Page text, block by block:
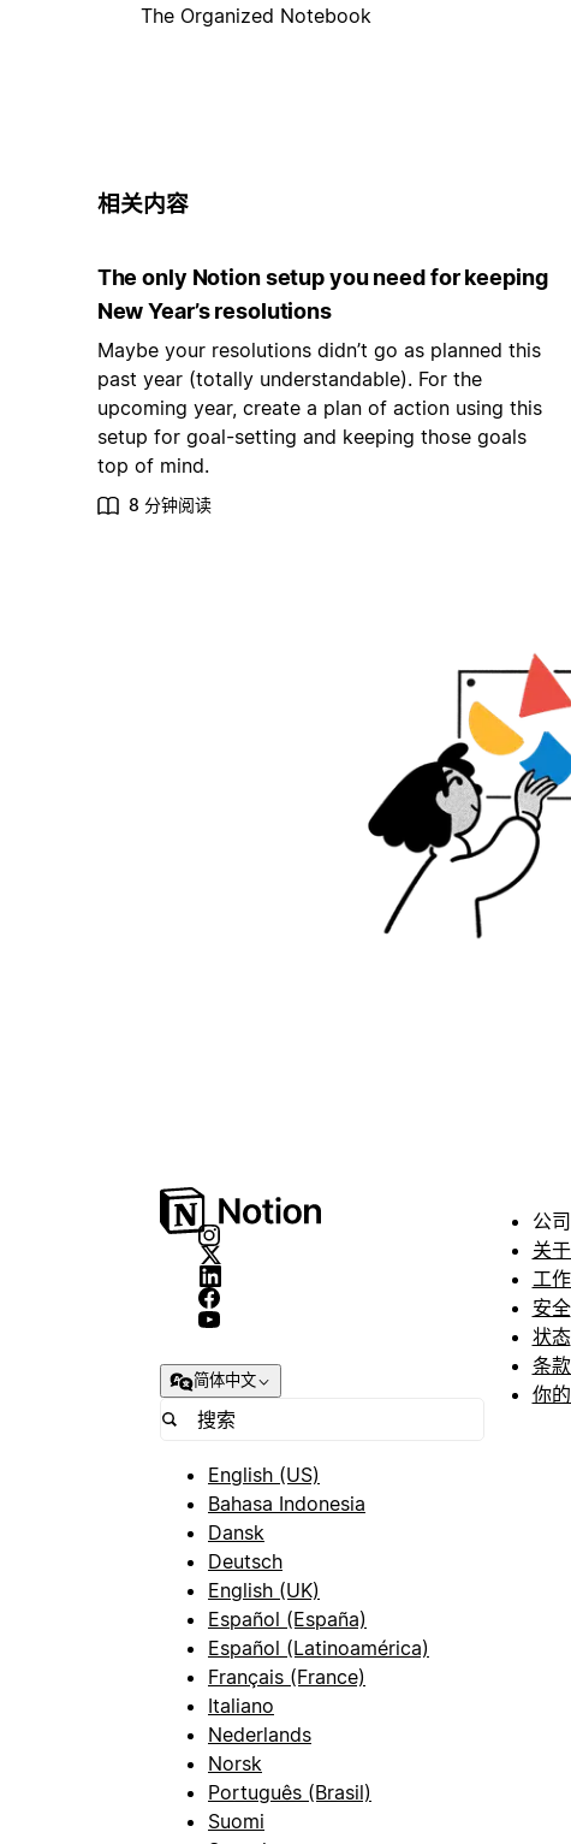
The Organized Notebook
相关内容
The only Notion setup you need for keeping
New Year’s resolutions
Maybe your resolutions didn’t go as planned this
past year (totally understandable). For the
upcoming year, create a plan of action using this
setup for goal-setting and keeping those goals
top of mind.
8 分钟阅读
简体中文
English (US)
Bahasa Indonesia
Dansk
Deutsch
English (UK)
Español (España)
Español (Latinoamérica)
Français (France)
Italiano
Nederlands
Norsk
Português (Brasil)
Suomi
公司
关
工
安全
状态
条
你